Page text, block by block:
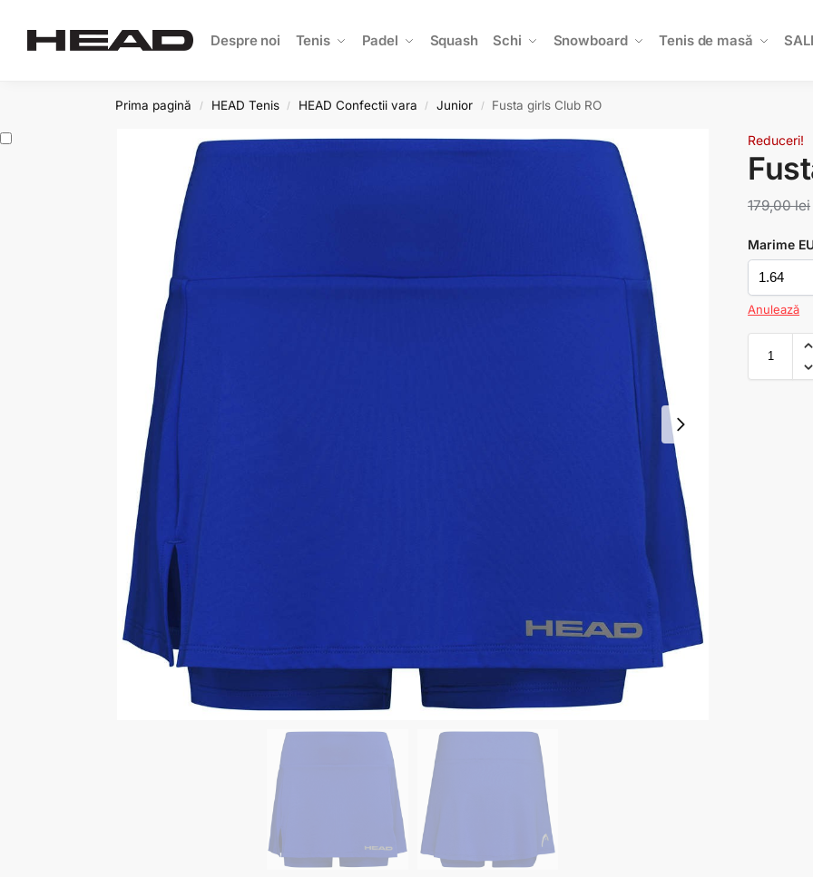
Despre noi Tenis Padel Squash Schi Snowboard Tenis de masă
Search
Prima pagină / HEAD Tenis / HEAD Confectii vara / Junior / Fusta girls Club RO
Reduceri!
179,00lei
Marime
Anulează